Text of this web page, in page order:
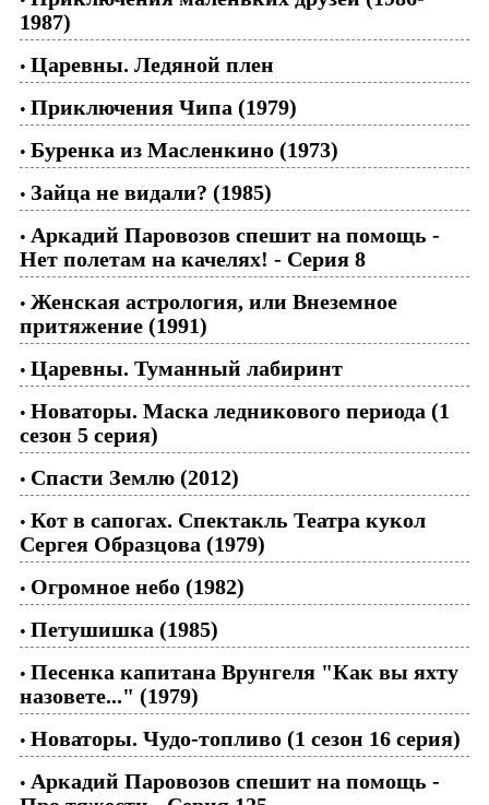
1987)
• Царевны. Ледяной плен
• Приключения Чипа (1979)
• Буренка из Масленкино (1973)
• Зайца не видали? (1985)
• Аркадий Паровозов спешит на помощь -
Нет полетам на качелях! - Серия 8
• Женская астрология, или Внеземное
притяжение (1991)
• Царевны. Туманный лабиринт
• Новаторы. Маска ледникового периода (1
сезон 5 серия)
• Спасти Землю (2012)
• Кот в сапогах. Спектакль Театра кукол
Сергея Образцова (1979)
• Огромное небо (1982)
• Петушишка (1985)
• Песенка капитана Врунгеля "Как вы яхту
назовете..." (1979)
• Новаторы. Чудо-топливо (1 сезон 16 серия)
• Аркадий Паровозов спешит на помощь -